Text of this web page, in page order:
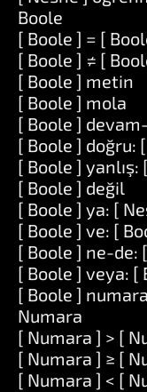
Boole
[ Boole ] = [
[ Boole ] ≠ [
[ Boole ] metin
[ Boole ] mola
[ Boole ]
[ Boole ] doğru:
[ Boole ] yanlış:
[ Boole ] değil
[ Boole ] ya: [
[ Boole ] ve: [
[ Boole ] ne-de:
[ Boole ] veya: [
[ Boole ] numara
Numara
[ Numara ] > [
[ Numara ] ≥ [
[ Numara ] < [